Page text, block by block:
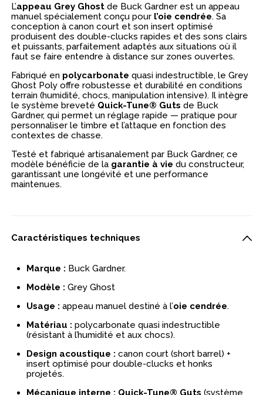
L’appeau Grey Ghost de Buck Gardner est un appeau
manuel spécialement conçu pour l’oie cendrée. Sa
conception à canon court et son insert optimisé
produisent des double-clucks rapides et des sons clairs
et puissants, parfaitement adaptés aux situations où il
faut se faire entendre à distance sur zones ouvertes.
Fabriqué en polycarbonate quasi indestructible, le Grey
Ghost Poly offre robustesse et durabilité en conditions
terrain (humidité, chocs, manipulation intensive). Il intègre
le système breveté Quick-Tune® Guts de Buck
Gardner, qui permet un réglage rapide — pratique pour
personnaliser le timbre et l’attaque en fonction des
contextes de chasse.
Testé et fabriqué artisanalement par Buck Gardner, ce
modèle bénéficie de la garantie à vie du constructeur,
garantissant une longévité et une performance
maintenues.
Caractéristiques techniques
Marque : Buck Gardner.
Modèle : Grey Ghost
Usage : appeau manuel destiné à l’oie cendrée.
Matériau : polycarbonate quasi indestructible
(résistant à l’humidité et aux chocs).
Design acoustique : canon court (short barrel) +
insert optimisé pour double-clucks et honks
projetés.
Mécanique interne : Quick-Tune® Guts (système